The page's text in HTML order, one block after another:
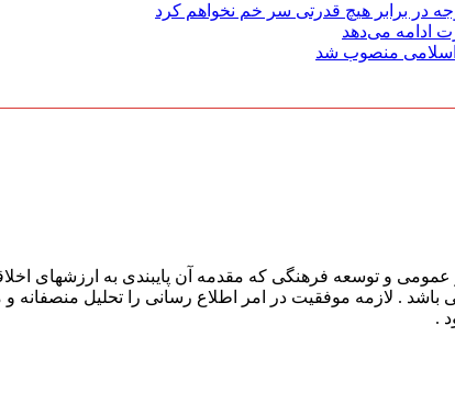
در برابر هیچ قدرتی سر خم نخواهم کرد
ادامه می‌دهد
اسلامی منصوب شد
و توسعه فرهنگی که مقدمه آن پایبندی به ارزشهای
باشد . لازمه موفقیت در امر اطلاع رسانی را تحلیل
.